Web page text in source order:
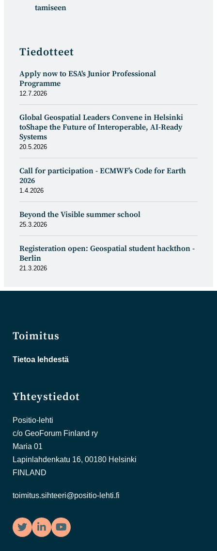
tamiseen
Tiedotteet
Apply now to ESA's Junior Professional
Programme
12.7.2026
Global Geospatial Leaders Convene in Helsinki
toShape the Future of Interoperable, AI-Ready
Systems
20.5.2026
Call for participation - ECMWF’s Code for Earth
2026
1.4.2026
Beyond the Visible summer school
25.3.2026
Registeration open: Geospatial student hackthon -
Berlin
21.3.2026
Toimitus
Tietoa lehdestä
Yhteystiedot
Positio-lehti
c/o GeoForum Finland ry
Maria 01
Lapinlahdenkatu 16, 00180 Helsinki
FINLAND
toimitus.sihteeri@positio-lehti.fi
TwitterLinkedInYouTube